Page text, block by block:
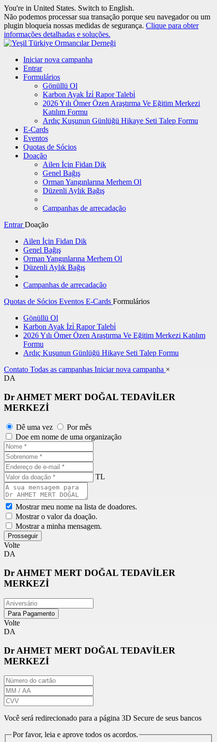
You're in United States. Switch to English.
Não podemos processar sua transação porque seu navegador ou um
plugin bloqueia nossas medidas de segurança. Clique para obter
informações detalhadas e soluções.
Iniciar nova campanha
Entrar
Formulários
Gönüllü Ol
Karbon Ayak İzi̇ Rapor Talebi̇
2026 Yılı Ömer Özen Araştırma Ve Eğitim Merkezi
Katılım Formu
Ardıç Kuşunun Günlüğü Hikaye Seti Talep Formu
E-Cards
Eventos
Quotas de Sócios
Doação
Ailen İçin Fidan Dik
Genel Bağış
Orman Yangınlarına Merhem Ol
Düzenli Aylık Bağış
Campanhas de arrecadação
EntrarDoação
Ailen İçin Fidan Dik
Genel Bağış
Orman Yangınlarına Merhem Ol
Düzenli Aylık Bağış
Campanhas de arrecadação
Quotas de Sócios Eventos E-Cards Formulários
Gönüllü Ol
Karbon Ayak İzi̇ Rapor Talebi̇
2026 Yılı Ömer Özen Araştırma Ve Eğitim Merkezi Katılım
Formu
Ardıç Kuşunun Günlüğü Hikaye Seti Talep Formu
Contato Todas as campanhas Iniciar nova campanha ×
DA
Dr AHMET MERT DOĞAL TEDAVİLER
MERKEZİ
Dê uma vez
Por mês
Doe em nome de uma organização
TL
Mostrar meu nome na lista de doadores.
Mostrar o valor da doação.
Mostrar a minha mensagem.
Prosseguir
Volte
DA
Dr AHMET MERT DOĞAL TEDAVİLER
MERKEZİ
Para Pagamento
Volte
DA
Dr AHMET MERT DOĞAL TEDAVİLER
MERKEZİ
Você será redirecionado para a página 3D Secure de seus bancos
Por favor, leia e aprove todos os acordos.